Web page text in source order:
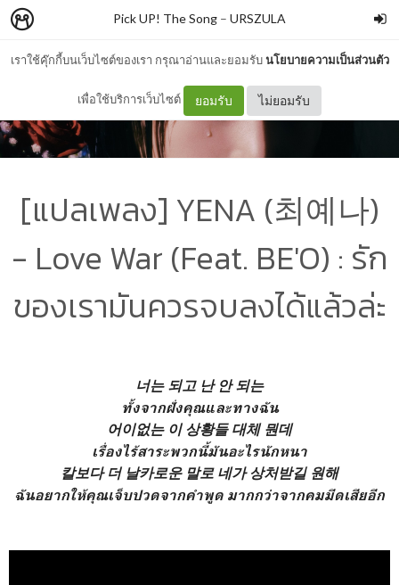
เราใช้คุ๊กกี้บนเว็บไซต์ของเรา กรุณาอ่านและยอมรับนโยบายความเป็นส่วนตัว
เพื่อใช้บริการเว็บไซต์ ยอมรับ ไม่ยอมรับ
Pick UP! The Song – URSZULA
[แปลเพลง] YENA (최예나)
- Love War (Feat. BE'O) : รัก
ของเรามันควรจบลงได้แล้วล่ะ
너는 되고 난 안 되는
ทั้งจากฝั่งคุณและทางฉัน
어이없는 이 상황들 대체 뭔데
เรื่องไร้สาระพวกนี้มันอะไรนักหนา
칼보다 더 날카로운 말로 네가 상처받길 원해
ฉันอยากให้คุณเจ็บปวดจากคำพูด มากกว่าจากคมมีดเสียอีก